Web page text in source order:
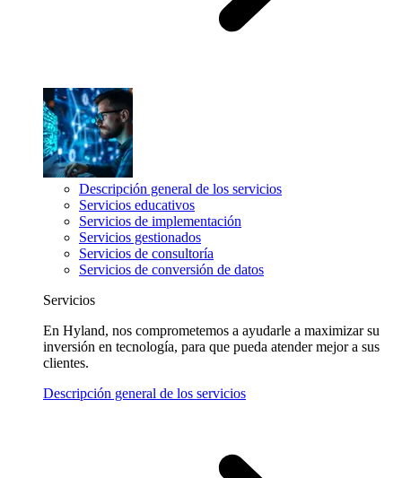
Descripción general de los servicios
Servicios educativos
Servicios de implementación
Servicios gestionados
Servicios de consultoría
Servicios de conversión de datos
Servicios
En Hyland, nos comprometemos a ayudarle a maximizar su
inversión en tecnología, para que pueda atender mejor a sus
clientes.
Descripción general de los servicios